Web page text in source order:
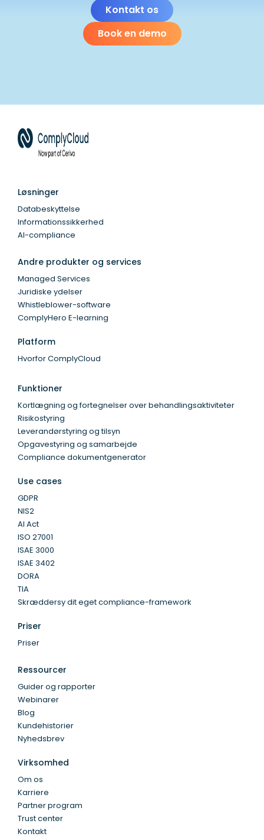
Kontakt os
Book en demo
Løsninger
Databeskyttelse
Informationssikkerhed
AI-compliance
Andre produkter og services
Managed Services
Juridiske ydelser
Whistleblower-software
ComplyHero E-learning
Platform
Hvorfor ComplyCloud
Funktioner
Kortlægning og fortegnelser over behandlingsaktiviteter
Risikostyring
Leverandørstyring og tilsyn
Opgavestyring og samarbejde
Compliance dokumentgenerator
Use cases
GDPR
NIS2
AI Act
ISO 27001
ISAE 3000
ISAE 3402
DORA
TIA
Skræddersy dit eget compliance-framework
Priser
Priser
Ressourcer
Guider og rapporter
Webinarer
Blog
Kundehistorier
Nyhedsbrev
Virksomhed
Om os
Karriere
Partner program
Trust center
Kontakt